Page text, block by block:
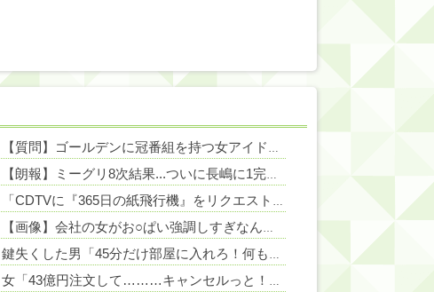
NEW!
NEW!
NEW!
【質問】ゴールデンに冠番組を持つ女アイドルがいないのは何故なのか？
【朗報】ミーグリ8次結果...ついに長嶋に1完売がつく！！！
「CDTVに『365日の紙飛行機』をリクエストしたのは九州に住む中学生」←この事実って結構デカいよな【AKB48】
【画像】会社の女がお○ぱい強調しすぎなんだけどｗｗｗ
鍵失くした男「45分だけ部屋に入れろ！何もしないから！」→女子大生「無理です（警察呼びます）」→男「熱中症になれってか！使えないな！」完全に不審者で草ｗｗｗ
女「43億円注文して………キャンセルっと！」←こいつの目的